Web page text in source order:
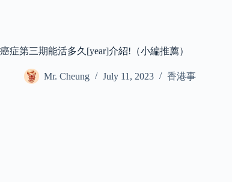
癌症第三期能活多久[year]介紹!（小編推薦）
Mr. Cheung July 11, 2023 香港事